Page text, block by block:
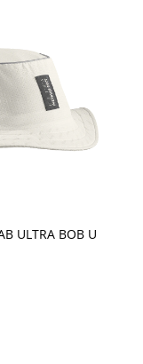
ULTRA BOB U